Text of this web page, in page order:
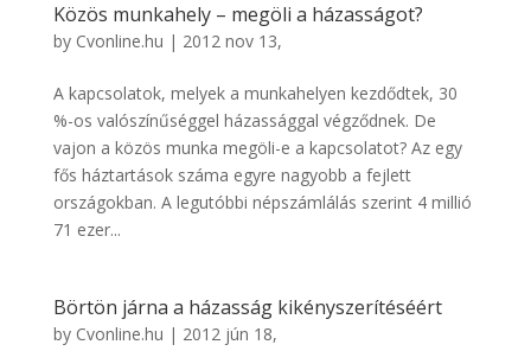
Közös munkahely – megöli a házasságot?
by Cvonline.hu | 2012 nov 13,
A kapcsolatok, melyek a munkahelyen kezdődtek, 30
%-os valószínűséggel házassággal végződnek. De
vajon a közös munka megöli-e a kapcsolatot? Az egy
fős háztartások száma egyre nagyobb a fejlett
országokban. A legutóbbi népszámlálás szerint 4 millió
71 ezer...
Börtön járna a házasság kikényszerítéséért
by Cvonline.hu | 2012 jún 18,